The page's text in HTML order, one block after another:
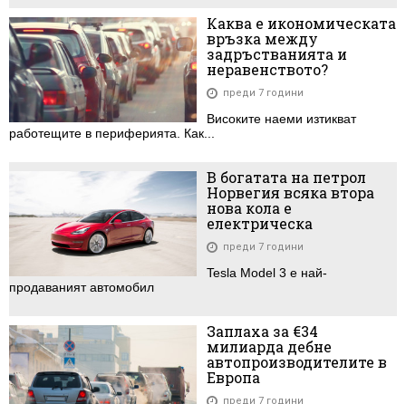
Каква е икономическата
връзка между
задръстванията и
неравенството?
преди 7 години
Високите наеми изтикват
работещите в периферията. Как...
В богатата на петрол
Норвегия всяка втора
нова кола е
електрическа
преди 7 години
Tesla Model 3 е най-
продаваният автомобил
Заплаха за €34
милиарда дебне
автопроизводителите в
Европа
преди 7 години